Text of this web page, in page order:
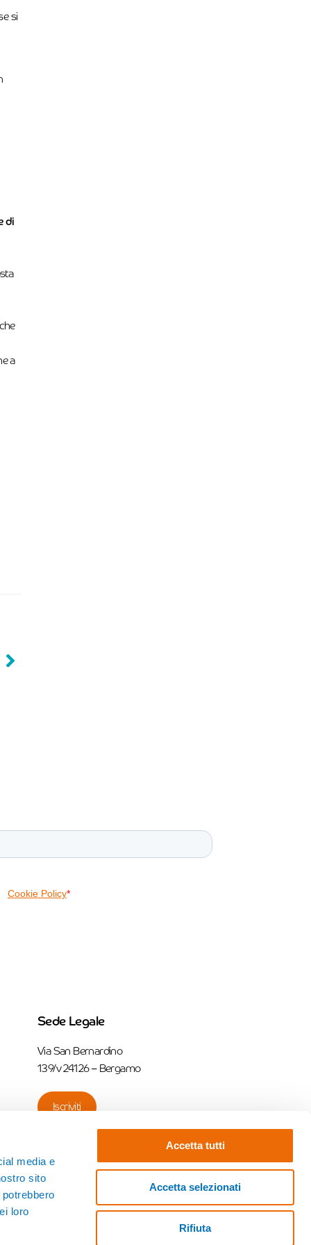
media e
sito
loro
Accetta tutti
Accetta selezionati
Rifiuta
si
di
a
Sede Legale
Via San Bernardino
139/v 24126 – Bergamo
Iscriviti